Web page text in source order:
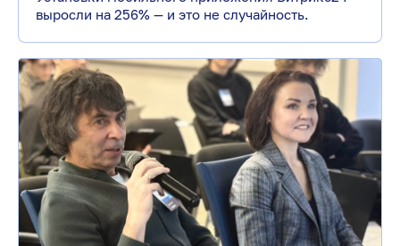
выросли на 256% — и это не случайность.